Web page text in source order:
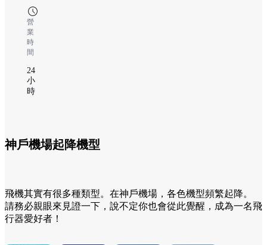
營
業
時
間
24
小
時
神戶機場起降機型
飛機其實有很多種類型。在神戶機場，各色機型頻繁起降。
請務必親眼來見證一下，說不定你也會從此覺醒，成為一名飛
行器愛好者！